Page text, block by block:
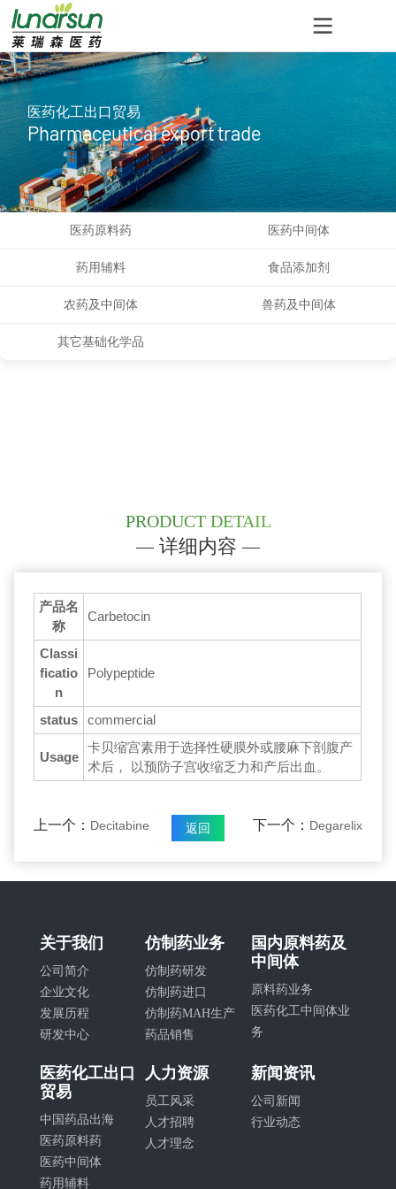
医药化工出口贸易
Pharmaceutical export trade
医药原料药 医药中间体
药用辅料 食品添加剂
农药及中间体 兽药及中间体
其它基础化学品
PRODUCT DETAIL
详细内容
产品名
称
Carbetocin
Classi
ficatio
n
Polypeptide
status commercial
Usage
卡贝缩宫素用于选择性硬膜外或腰麻下剖腹产
术后， 以预防子宫收缩乏力和产后出血。
上一个： Decitabine 返回 下一个： Degarelix
关于我们
公司简介
企业文化
发展历程
研发中心
仿制药业务
仿制药研发
仿制药进口
仿制药MAH生产
药品销售
国内原料药及
中间体
原料药业务
医药化工中间体业
务
医药化工出口
贸易
中国药品出海
医药原料药
医药中间体
药用辅料
人力资源
员工风采
人才招聘
人才理念
新闻资讯
公司新闻
行业动态